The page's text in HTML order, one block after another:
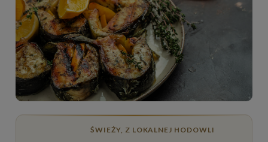
ŚWIEŻY, Z LOKALNEJ HODOWLI